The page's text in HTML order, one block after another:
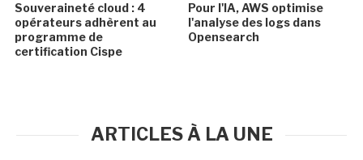
Souveraineté cloud : 4
opérateurs adhèrent au
programme de
certification Cispe
Pour l'IA, AWS optimise
l'analyse des logs dans
Opensearch
ARTICLES À LA UNE